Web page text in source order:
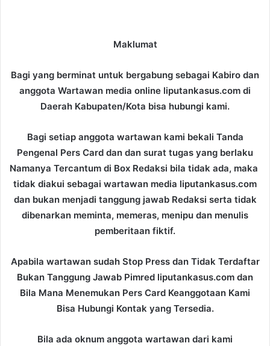
Maklumat
Bagi yang berminat untuk bergabung sebagai Kabiro dan
anggota Wartawan media online liputankasus.com di
Daerah Kabupaten/Kota bisa hubungi kami.
Bagi setiap anggota wartawan kami bekali Tanda
Pengenal Pers Card dan dan surat tugas yang berlaku
Namanya Tercantum di Box Redaksi bila tidak ada, maka
tidak diakui sebagai wartawan media liputankasus.com
dan bukan menjadi tanggung jawab Redaksi serta tidak
dibenarkan meminta, memeras, menipu dan menulis
pemberitaan fiktif.
Apabila wartawan sudah Stop Press dan Tidak Terdaftar
Bukan Tanggung Jawab Pimred liputankasus.com dan
Bila Mana Menemukan Pers Card Keanggotaan Kami
Bisa Hubungi Kontak yang Tersedia.
Bila ada oknum anggota wartawan dari kami